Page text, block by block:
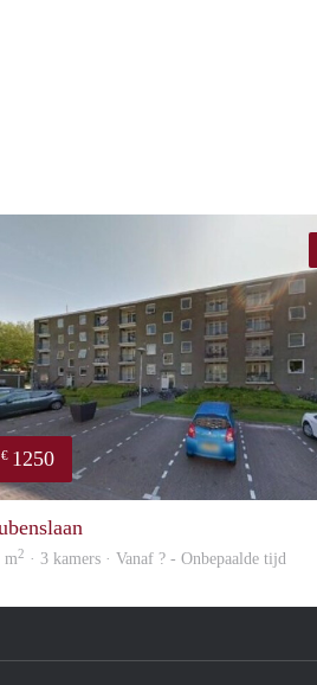
€ 1250
m2 · 3 kamers · Vanaf ? - Onbepaalde tijd